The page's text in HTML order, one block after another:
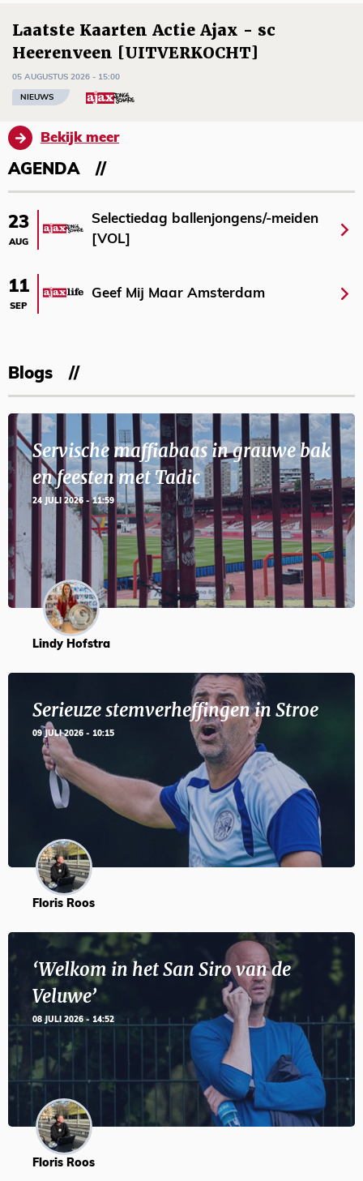
Laatste Kaarten Actie Ajax - sc
Heerenveen [UITVERKOCHT]
05 AUGUSTUS 2026 - 15:00
NIEUWS
Bekijk meer
AGENDA
23
AUG
Selectiedag ballenjongens/-meiden
[VOL]
11
SEP
Geef Mij Maar Amsterdam
Blogs
Servische maffiabaas in grauwe bak
en feesten met Tadic
24 JULI 2026 - 11:59
Lindy Hofstra
Serieuze stemverheffingen in Stroe
09 JULI 2026 - 10:15
Floris Roos
‘Welkom in het San Siro van de
Veluwe’
08 JULI 2026 - 14:52
Floris Roos